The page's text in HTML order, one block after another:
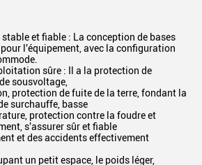
et fiable : La conception de bases
l'équipement, avec la configuration
sûre : Il a la protection de
sousvoltage,
protection de fuite de la terre, fondant la
surchauffe, basse
protection contre la foudre et
s'assurer sûr et fiable
et des accidents effectivement
un petit espace, le poids léger,